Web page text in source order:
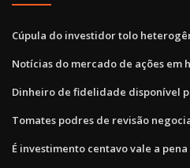
Cúpula do investidor tolo
Notícias do mercado de ações em
Dinheiro de fidelidade disponível
Tomates podres de revisão
É investimento centavo vale a pena